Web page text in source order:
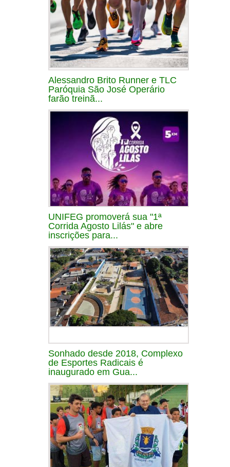
Alessandro Brito Runner e TLC
Paróquia São José Operário
farão treinã...
UNIFEG promoverá sua "1ª
Corrida Agosto Lilás" e abre
inscrições para...
Sonhado desde 2018, Complexo
de Esportes Radicais é
inaugurado em Gua...